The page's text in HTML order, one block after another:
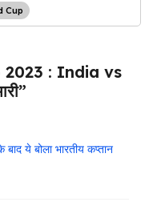
Cup
: India vs
ये बोला भारतीय कप्तान